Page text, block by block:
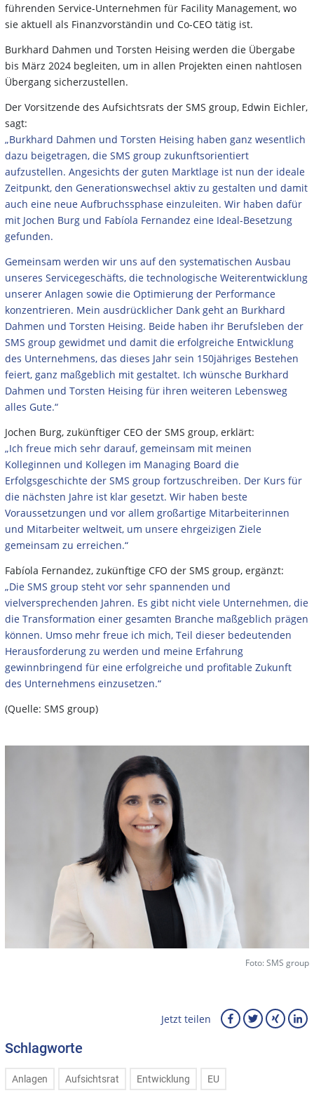
führenden Service-Unternehmen für Facility Management, wo
sie aktuell als Finanzvorständin und Co-CEO tätig ist.
Burkhard Dahmen und Torsten Heising werden die Übergabe
bis März 2024 begleiten, um in allen Projekten einen nahtlosen
Übergang sicherzustellen.
Der Vorsitzende des Aufsichtsrats der SMS group, Edwin Eichler,
sagt:
„Burkhard Dahmen und Torsten Heising haben ganz wesentlich
dazu beigetragen, die SMS group zukunftsorientiert
aufzustellen. Angesichts der guten Marktlage ist nun der ideale
Zeitpunkt, den Generationswechsel aktiv zu gestalten und damit
auch eine neue Aufbruchssphase einzuleiten. Wir haben dafür
mit Jochen Burg und Fabíola Fernandez eine Ideal-Besetzung
gefunden.
Gemeinsam werden wir uns auf den systematischen Ausbau
unseres Servicegeschäfts, die technologische Weiterentwicklung
unserer Anlagen sowie die Optimierung der Performance
konzentrieren. Mein ausdrücklicher Dank geht an Burkhard
Dahmen und Torsten Heising. Beide haben ihr Berufsleben der
SMS group gewidmet und damit die erfolgreiche Entwicklung
des Unternehmens, das dieses Jahr sein 150jähriges Bestehen
feiert, ganz maßgeblich mit gestaltet. Ich wünsche Burkhard
Dahmen und Torsten Heising für ihren weiteren Lebensweg
alles Gute.“
Jochen Burg, zukünftiger CEO der SMS group, erklärt:
„Ich freue mich sehr darauf, gemeinsam mit meinen
Kolleginnen und Kollegen im Managing Board die
Erfolgsgeschichte der SMS group fortzuschreiben. Der Kurs für
die nächsten Jahre ist klar gesetzt. Wir haben beste
Voraussetzungen und vor allem großartige Mitarbeiterinnen
und Mitarbeiter weltweit, um unsere ehrgeizigen Ziele
gemeinsam zu erreichen.“
Fabíola Fernandez, zukünftige CFO der SMS group, ergänzt:
„Die SMS group steht vor sehr spannenden und
vielversprechenden Jahren. Es gibt nicht viele Unternehmen, die
die Transformation einer gesamten Branche maßgeblich prägen
können. Umso mehr freue ich mich, Teil dieser bedeutenden
Herausforderung zu werden und meine Erfahrung
gewinnbringend für eine erfolgreiche und profitable Zukunft
des Unternehmens einzusetzen.“
(Quelle: SMS group)
Foto: SMS group
Jetzt teilen
Schlagworte
Anlagen Aufsichtsrat Entwicklung EU